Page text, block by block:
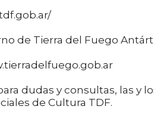
de Tierra del Fuego
dudas y consultas, las y
de Cultura TDF.